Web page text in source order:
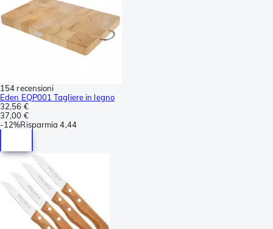
154 recensioni
Eden EQP001 Tagliere in legno
32,56 €
37,00 €
-12%Risparmia 4,44